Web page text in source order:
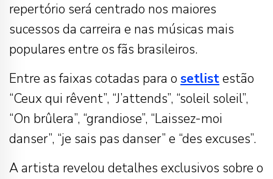
repertório será centrado nos maiores
sucessos da carreira e nas músicas mais
populares entre os fãs brasileiros.
Entre as faixas cotadas para o setlistestão
“Ceux qui rêvent”, “J’attends”, “soleil soleil”,
“On brûlera”, “grandiose”, “Laissez-moi
danser”, “je sais pas danser” e “des excuses”.
A artista revelou detalhes exclusivos sobre o